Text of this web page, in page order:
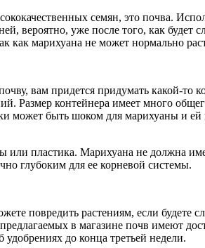
семян, это почва.
вероятно, уже после того, как
как марихуана не может нормально
вам придется придумать какой-то
Размер контейнера имеет много
может быть шоком для марихуаны и
или пластика. Марихуана не должна
глубоким для ее корневой системы.
повредить растениям, если будете
в магазине почв имеют
до конца третьей недели.